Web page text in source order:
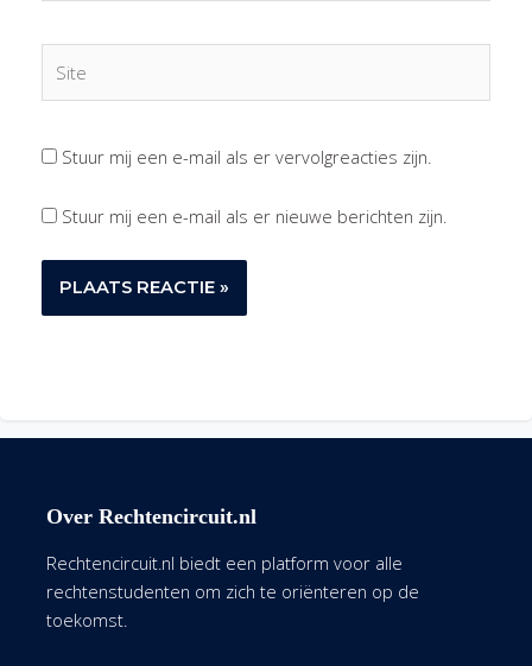
Stuur mij een e-mail als er vervolgreacties zijn.
Stuur mij een e-mail als er nieuwe berichten zijn.
Over Rechtencircuit.nl
Rechtencircuit.nl biedt een platform voor alle
rechtenstudenten om zich te oriënteren op de
toekomst.